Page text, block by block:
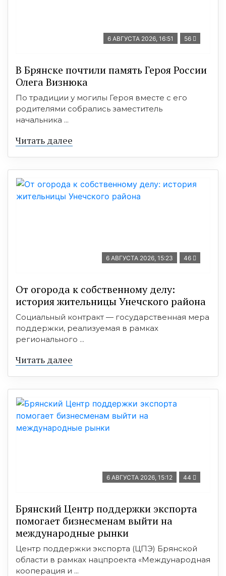
6 АВГУСТА 2026, 16:51 56
В Брянске почтили память Героя России
Олега Визнюка
По традиции у могилы Героя вместе с его
родителями собрались заместитель
начальника ...
Читать далее
6 АВГУСТА 2026, 15:23 46
От огорода к собственному делу:
история жительницы Унечского района
Социальный контракт — государственная мера
поддержки, реализуемая в рамках
регионального ...
Читать далее
6 АВГУСТА 2026, 15:12 44
Брянский Центр поддержки экспорта
помогает бизнесменам выйти на
международные рынки
Центр поддержки экспорта (ЦПЭ) Брянской
области в рамках нацпроекта «Международная
кооперация и ...